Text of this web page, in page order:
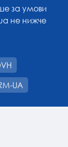
за умови
не нижче
UA